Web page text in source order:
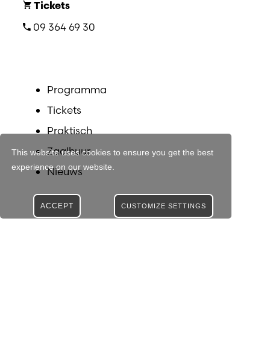
This website uses cookies to ensure you get the best
experience on our website.
CUSTOMIZE SETTINGS
ACCEPT
Tickets
09 364 69 30
Programma
Tickets
Praktisch
Zaalhuur
Nieuws